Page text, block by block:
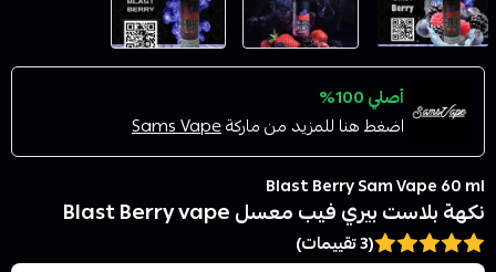
أصلي 100%
اضغط هنا للمزيد من ماركةSams Vape
Blast Berry Sam Vape 60 ml
نكهة بلاست بيري فيب معسل Blast Berry vape
(3 تقييمات)